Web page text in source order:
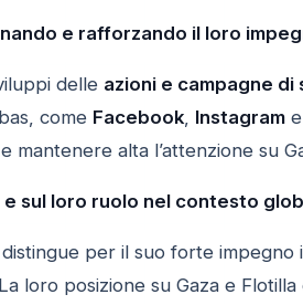
e rafforzando il loro
delle azioni e campagne di
come Facebook, Instagrame
mantenere alta l’attenzione su
sul loro ruolo nel contesto
distingue per il suo forte impegno
loro posizione su Gaza e